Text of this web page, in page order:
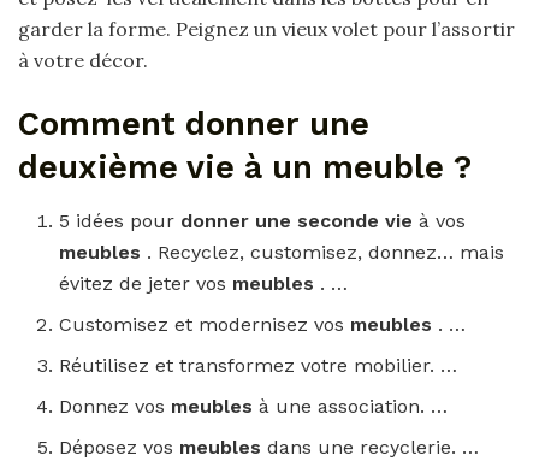
garder la forme. Peignez un vieux volet pour l’assortir
à votre décor.
Comment donner une
deuxième vie à un meuble ?
5 idées pour donner une seconde vieà vos
meubles . Recyclez, customisez, donnez… mais
évitez de jeter vos meubles . …
Customisez et modernisez vos meubles . …
Réutilisez et transformez votre mobilier. …
Donnez vos meublesà une association. …
Déposez vos meublesdans une recyclerie. …